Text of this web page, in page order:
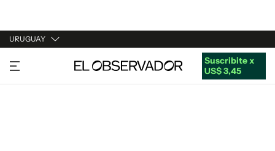
URUGUAY
URUGUAY
ARGENTINA
Suscribite x
US$ 3,45